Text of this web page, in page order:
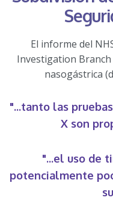
El informe del
Investigation Branch
nasogástrica
"...tanto las
X son
"...el uso de
potencialmente